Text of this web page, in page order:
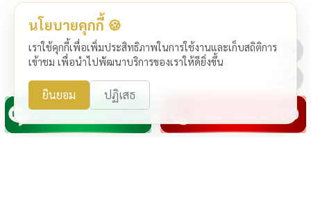
นโยบายคุกกี้ 🍪
เราใช้คุกกี้เพื่อเพิ่มประสิทธิภาพในการใช้งานและเก็บสถิติการ
เข้าชม เพื่อนำไปพัฒนาบริการของเราให้ดียิ่งขึ้น
ยินยอม ปฏิเสธ